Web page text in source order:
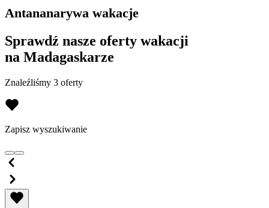
Antananarywa wakacje
Sprawdź nasze oferty wakacji
na Madagaskarze
Znaleźliśmy 3 oferty
Zapisz wyszukiwanie